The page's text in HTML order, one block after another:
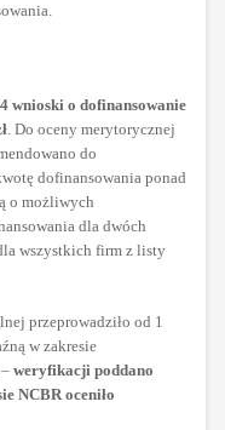
wnioski o dofinansowanie
. Do oceny merytorycznej
do
dofinansowania ponad
o możliwych
dla dwóch
wszystkich firm z listy
przeprowadziło od 1
w zakresie
weryfikacji poddano
NCBR oceniło